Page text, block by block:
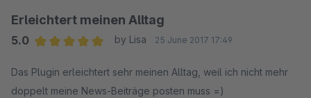
Erleichtert meinen Alltag
5.0
by Lisa 25 June 2017 17:49
Das Plugin erleichtert sehr meinen Alltag, weil ich nicht mehr
doppelt meine News-Beiträge posten muss =)